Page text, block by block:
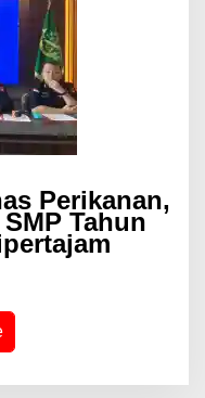
Perikanan,
Tahun